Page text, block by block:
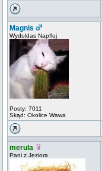
Magnis
Wyduldas Napfluj
Posty: 7011
Skąd: Okolice Wawa
merula
Pani z Jeziora